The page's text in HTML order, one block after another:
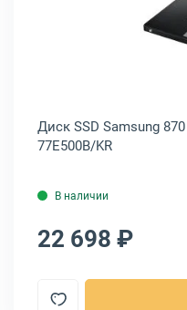
BURST ELITE 2.5" 1.92
Диск SSD Samsung
77E500B/KR
В наличии
22 698 ₽